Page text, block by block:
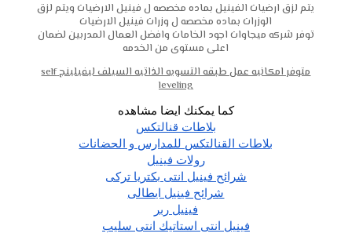
يتم لزق ارضيات الفينيل بماده مخصصه ل فينيل الارضيات ويتم لزق
الوزرات بماده مخصصه ل وزرات فينيل الارضيات
توفر شركه ميجاوات اجود الخامات وافضل العمال المدربين لضمان
اعلى مستوى من الخدمه
متوفر امكانيه عمل طبقه التسويه الذاتيه السيلف ليفيلينج self
leveling
كما يمكنك ايضا مشاهده
بلاطات قنالتكس
بلاطات القنالتكس للمدارس و الحضانات
رولات فينيل
شرائح فينيل انتى بكتريا تركى
شرائح فينيل ايطالى
فينيل ربر
فينيل انتى استاتيك انتى سليب